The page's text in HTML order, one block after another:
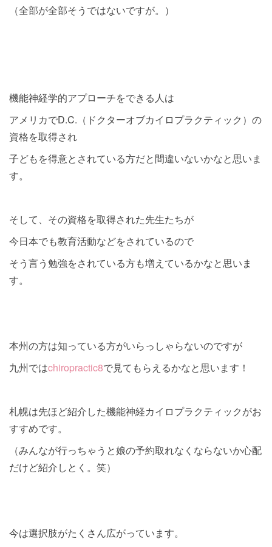
（全部が全部そうではないですが。）
機能神経学的アプローチをできる人は
アメリカでD.C.（ドクターオブカイロプラクティック）の
資格を取得され
子どもを得意とされている方だと間違いないかなと思いま
す。
そして、その資格を取得された先生たちが
今日本でも教育活動などをされているので
そう言う勉強をされている方も増えているかなと思いま
す。
本州の方は知っている方がいらっしゃらないのですが
九州ではchiropractic8で見てもらえるかなと思います！
札幌は先ほど紹介した機能神経カイロプラクティックがお
すすめです。
（みんなが行っちゃうと娘の予約取れなくならないか心配
だけど紹介しとく。笑）
今は選択肢がたくさん広がっています。